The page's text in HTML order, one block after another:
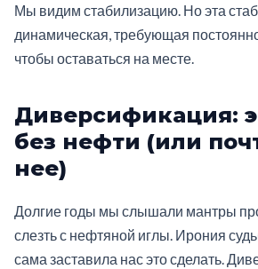
Мы видим стабилизацию. Но эта
динамическая, требующая
чтобы оставаться на месте.
Диверсификация:
без нефти (или
нее)
Долгие годы мы слышали мантры
слезть с нефтяной иглы. Ирония
сама заставила нас это сделать.